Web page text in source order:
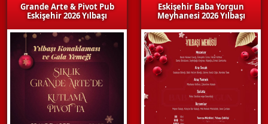
Grande Arte & Pivot Pub
Eskişehir 2026 Yılbaşı
Eskişehir Baba Yorgun
Meyhanesi 2026 Yılbaşı